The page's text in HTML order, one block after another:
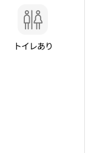
トイレあり